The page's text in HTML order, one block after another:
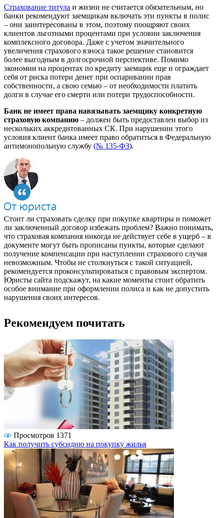
Страхование титула и жизни не считается обязательным, но
банки рекомендуют заемщикам включать эти пункты в полис
– они заинтересованы в этом, поэтому поощряют своих
клиентов льготными процентами при условии заключения
комплексного договора. Даже с учетом значительного
увеличения страхового взноса такое решение становится
более выгодным в долгосрочной перспективе. Помимо
экономии на процентах по кредиту заемщик еще и ограждает
себя от риска потери денег при оспаривании прав
собственности, а свою семью – от необходимости платить
долги в случае его смерти или потери трудоспособности.
Банк не имеет права навязывать заемщику конкретную
страховую компанию – должен быть предоставлен выбор из
нескольких аккредитованных СК. При нарушении этого
условия клиент банка имеет право обратиться в Федеральную
антимонопольную службу (№ 135-ФЗ).
Стоит ли страховать сделку при покупке квартиры и поможет
ли заключенный договор избежать проблем? Важно понимать,
что страховая компания никогда не действует себе в ущерб – в
документе могут быть прописаны пункты, которые сделают
получение компенсации при наступлении страхового случая
невозможным. Чтобы не столкнуться с такой ситуацией,
рекомендуется проконсультироваться с правовым экспертом.
Юристы сайта подскажут, на какие моменты стоит обратить
особое внимание при оформлении полиса и как не допустить
нарушения своих интересов.
Рекомендуем почитать
Просмотров 1371
Как получить субсидию на покупку жилья